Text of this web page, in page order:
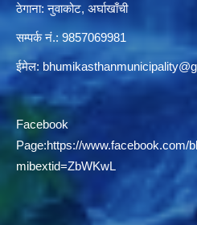
ठेगाना: नुवाकोट, अर्घाखाँची
सम्पर्क नं.: 9857069981
ईमेल:
Facebook
Page:https://www.facebook.com/
mibextid=ZbWKwL